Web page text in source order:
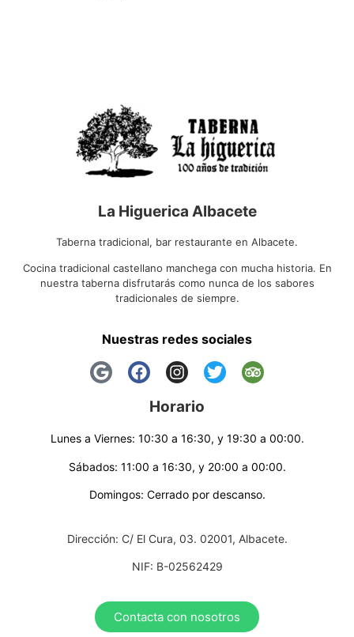
La Higuerica Albacete
Taberna tradicional, bar restaurante en Albacete.
Cocina tradicional castellano manchega con mucha historia. En
nuestra taberna disfrutarás como nunca de los sabores
tradicionales de siempre.
Nuestras redes sociales
Horario
Lunes a Viernes: 10:30 a 16:30, y 19:30 a 00:00.
Sábados: 11:00 a 16:30, y 20:00 a 00:00.
Domingos: Cerrado por descanso.
Dirección: C/ El Cura, 03. 02001, Albacete.
NIF: B-02562429
Contacta con nosotros